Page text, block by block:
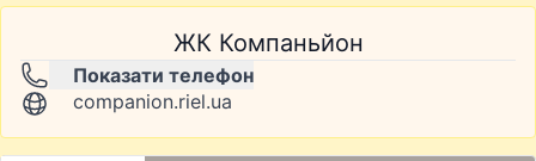
ЖК Компаньйон
Показати телефон
companion.riel.ua